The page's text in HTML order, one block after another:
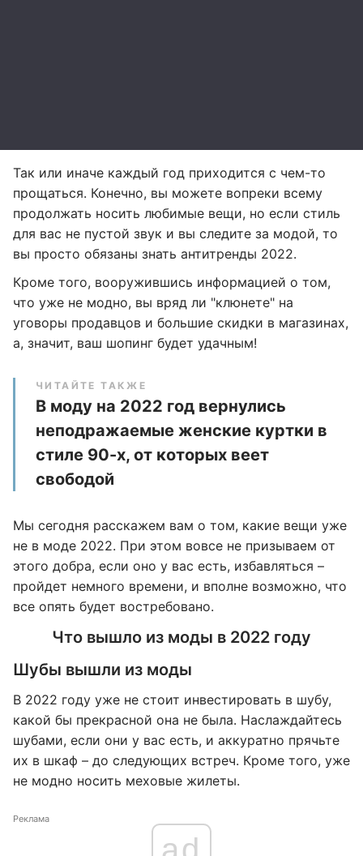
Так или иначе каждый год приходится с чем-то
прощаться. Конечно, вы можете вопреки всему
продолжать носить любимые вещи, но если стиль
для вас не пустой звук и вы следите за модой, то
вы просто обязаны знать антитренды 2022.
Кроме того, вооружившись информацией о том,
что уже не модно, вы вряд ли "клюнете" на
уговоры продавцов и большие скидки в магазинах,
а, значит, ваш шопинг будет удачным!
ЧИТАЙТЕ ТАКЖЕ
В моду на 2022 год вернулись
неподражаемые женские куртки в
стиле 90-х, от которых веет
свободой
Мы сегодня расскажем вам о том, какие вещи уже
не в моде 2022. При этом вовсе не призываем от
этого добра, если оно у вас есть, избавляться –
пройдет немного времени, и вполне возможно, что
все опять будет востребовано.
Что вышло из моды в 2022 году
Шубы вышли из моды
В 2022 году уже не стоит инвестировать в шубу,
какой бы прекрасной она не была. Наслаждайтесь
шубами, если они у вас есть, и аккуратно прячьте
их в шкаф – до следующих встреч. Кроме того, уже
не модно носить меховые жилеты.
Реклама